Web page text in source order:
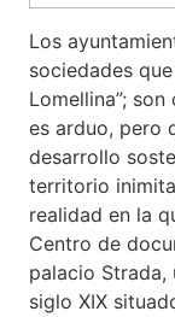
Los
sociedades
Lomellina”;
es arduo, pero
desarrollo
territorio
realidad en la
Centro de
palacio
siglo XIX